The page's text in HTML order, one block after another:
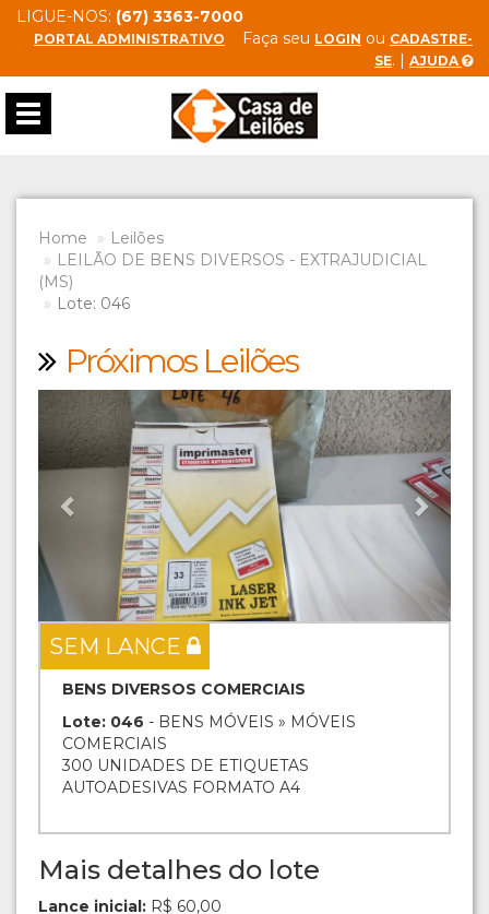
LIGUE-NOS: (67) 3363-7000
PORTAL ADMINISTRATIVO Faça seu LOGIN ou CADASTRE-
SE. | AJUDA
Toggle
navigation
Home
Leilões
LEILÃO DE BENS DIVERSOS - EXTRAJUDICIAL
(MS)
Lote: 046
Próximos Leilões
Previous Next
SEM LANCE
BENS DIVERSOS COMERCIAIS
Lote: 046 - BENS MÓVEIS » MÓVEIS
COMERCIAIS
300 UNIDADES DE ETIQUETAS
AUTOADESIVAS FORMATO A4
Mais detalhes do lote
Lance inicial: R$ 60,00